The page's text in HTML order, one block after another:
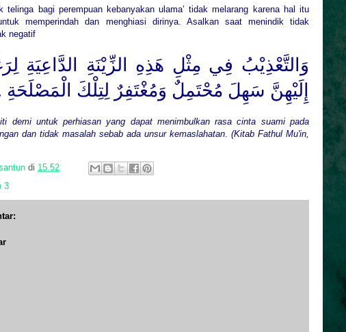
telinga bagi perempuan kebanyakan ulama’ tidak melarang karena hal itu
memperindah dan menghiasi dirinya. Asalkan saat menindik tidak
negatif
وَالتَّعْذِيْبُ فِي مِثْلِ هَذِهِ الزِّيْنَةِ الدَّاعِيَةِ
إِلَيْهِنَّ سَهِلَ مُحْتَمِلٌ وَمُغْتَفِرٌ لِتِلْكَ الْمَصْلَحَةِ
demi untuk perhiasan yang dapat menimbulkan rasa cinta suami pada
dan tidak masalah sebab ada unsur kemaslahatan. (Kitab Fathul Mu'in,
di 15.52
3